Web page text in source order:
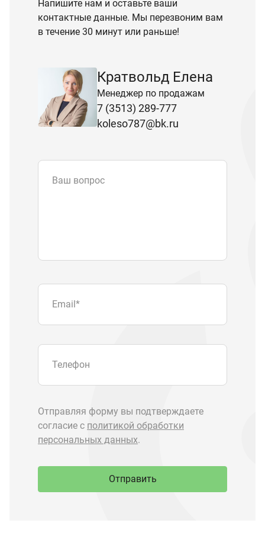
Напишите нам и оставьте ваши
контактные данные. Мы перезвоним вам
в течение 30 минут или раньше!
Кратвольд Елена
Менеджер по продажам
7 (3513) 289-777
koleso787@bk.ru
Ваш вопрос
Запчасти Урал
Запчасти Камаз
Спецпредложения